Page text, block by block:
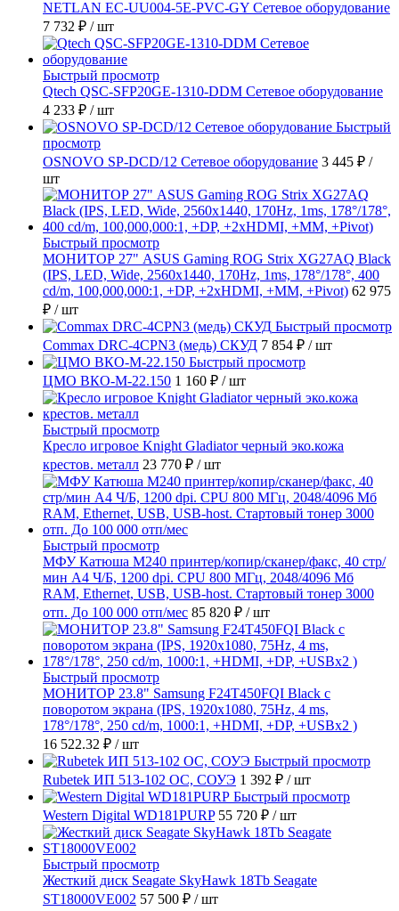
NETLAN EC-UU004-5E-PVC-GY Сетевое оборудование
7 732 ₽ / шт
Быстрый просмотр
Qtech QSC-SFP20GE-1310-DDM Сетевое оборудование
4 233 ₽ / шт
Быстрый
просмотр
OSNOVO SP-DCD/12 Сетевое оборудование 3 445 ₽ /
шт
Быстрый просмотр
МОНИТОР 27" ASUS Gaming ROG Strix XG27AQ Black
(IPS, LED, Wide, 2560x1440, 170Hz, 1ms, 178°/178°, 400
cd/m, 100,000,000:1, +DP, +2хHDMI, +MM, +Pivot) 62 975
₽ / шт
Быстрый просмотр
Commax DRC-4CPN3 (медь) СКУД 7 854 ₽ / шт
Быстрый просмотр
ЦМО ВКО-М-22.150 1 160 ₽ / шт
Быстрый просмотр
Кресло игровое Knight Gladiator черный эко.кожа
крестов. металл 23 770 ₽ / шт
Быстрый просмотр
МФУ Катюша M240 принтер/копир/сканер/факс, 40 стр/
мин А4 Ч/Б, 1200 dpi. CPU 800 МГц, 2048/4096 Мб
RAM, Ethernet, USB, USB-host. Стартовый тонер 3000
отп. До 100 000 отп/мес 85 820 ₽ / шт
Быстрый просмотр
МОНИТОР 23.8" Samsung F24T450FQI Black с
поворотом экрана (IPS, 1920x1080, 75Hz, 4 ms,
178°/178°, 250 cd/m, 1000:1, +HDMI, +DP, +USBx2 )
16 522.32 ₽ / шт
Быстрый просмотр
Rubetek ИП 513-102 ОС, СОУЭ 1 392 ₽ / шт
Быстрый просмотр
Western Digital WD181PURP 55 720 ₽ / шт
Быстрый просмотр
Жесткий диск Seagate SkyHawk 18Tb Seagate
ST18000VE002 57 500 ₽ / шт